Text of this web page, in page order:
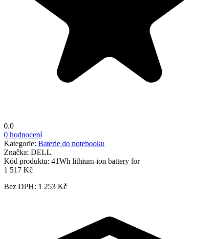
0.0
0 hodnocení
Kategorie: Baterie do notebooku
Značka: DELL
Kód produktu: 41Wh lithium-ion battery for
1 517 Kč
Bez DPH: 1 253 Kč